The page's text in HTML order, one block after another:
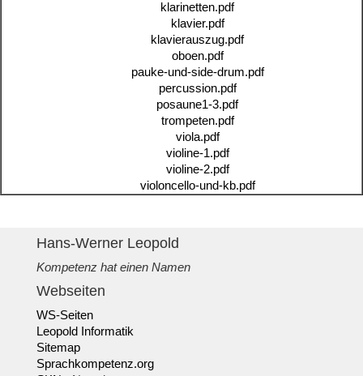
klarinetten.pdf
klavier.pdf
klavierauszug.pdf
oboen.pdf
pauke-und-side-drum.pdf
percussion.pdf
posaune1-3.pdf
trompeten.pdf
viola.pdf
violine-1.pdf
violine-2.pdf
violoncello-und-kb.pdf
Hans-Werner Leopold
Kompetenz hat einen Namen
Webseiten
WS-Seiten
Leopold Informatik
Sitemap
Sprachkompetenz.org